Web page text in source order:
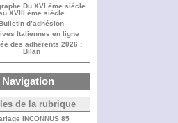
Du XVI ème siècle
XVIII ème siècle
d’adhésion
Italiennes en ligne
des adhérents 2026 :
Bilan
Navigation
de la rubrique
INCONNUS 85